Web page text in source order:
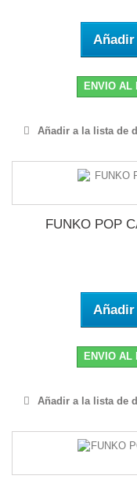
ENVIO AL
Añadir a la lista de
FUNKO POP
ENVIO AL
Añadir a la lista de